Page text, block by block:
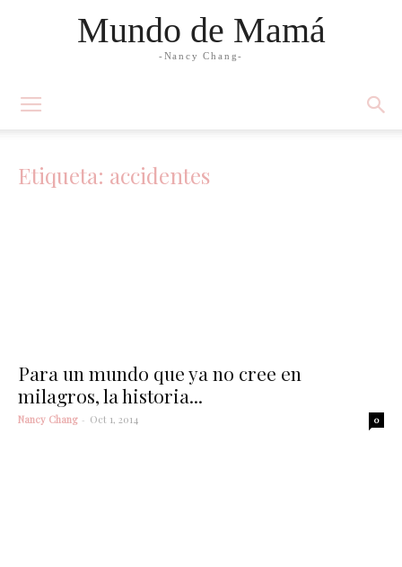
Mundo de Mamá
-Nancy Chang-
Etiqueta: accidentes
Para un mundo que ya no cree en
milagros, la historia...
Nancy Chang - Oct 1, 2014 0